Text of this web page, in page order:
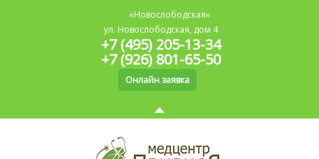
«Новослободская»
ул. Новослободская, дом 4
+7 (495) 205-13-34
+7 (926) 801-65-50
Онлайн заявка